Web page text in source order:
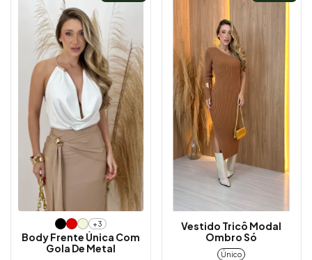
+3
Body Frente Única Com
Gola De Metal
Vestido Tricô Modal
Ombro Só
Único